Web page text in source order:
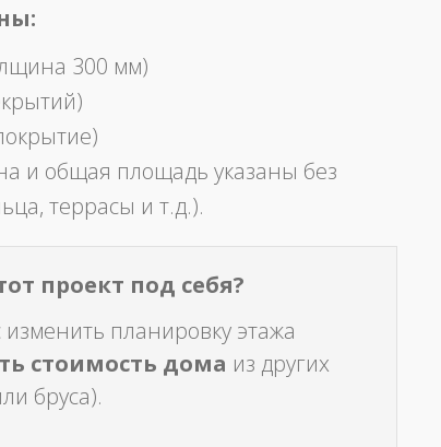
300 мм)
и общая площадь указаны без
террасы и т.д.).
проект под себя?
планировку этажа
стоимость дома из других
бруса).